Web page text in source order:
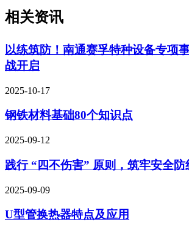
相关资讯
以练筑防！南通赛孚特种设备专项
战开启
2025-10-17
钢铁材料基础80个知识点
2025-09-12
践行 “四不伤害” 原则，筑牢安全防
2025-09-09
U型管换热器特点及应用